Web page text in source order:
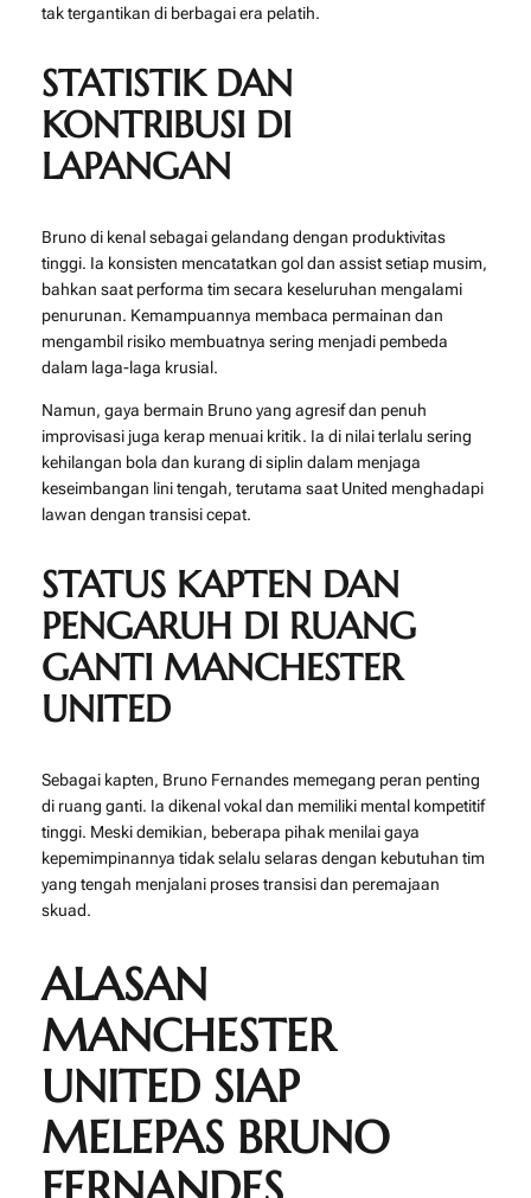
tak tergantikan di berbagai era pelatih.
STATISTIK DAN
KONTRIBUSI DI
LAPANGAN
Bruno di kenal sebagai gelandang dengan produktivitas
tinggi. Ia konsisten mencatatkan gol dan assist setiap musim,
bahkan saat performa tim secara keseluruhan mengalami
penurunan. Kemampuannya membaca permainan dan
mengambil risiko membuatnya sering menjadi pembeda
dalam laga-laga krusial.
Namun, gaya bermain Bruno yang agresif dan penuh
improvisasi juga kerap menuai kritik. Ia di nilai terlalu sering
kehilangan bola dan kurang di siplin dalam menjaga
keseimbangan lini tengah, terutama saat United menghadapi
lawan dengan transisi cepat.
STATUS KAPTEN DAN
PENGARUH DI RUANG
GANTI MANCHESTER
UNITED
Sebagai kapten, Bruno Fernandes memegang peran penting
di ruang ganti. Ia dikenal vokal dan memiliki mental kompetitif
tinggi. Meski demikian, beberapa pihak menilai gaya
kepemimpinannya tidak selalu selaras dengan kebutuhan tim
yang tengah menjalani proses transisi dan peremajaan
skuad.
ALASAN
MANCHESTER
UNITED SIAP
MELEPAS BRUNO